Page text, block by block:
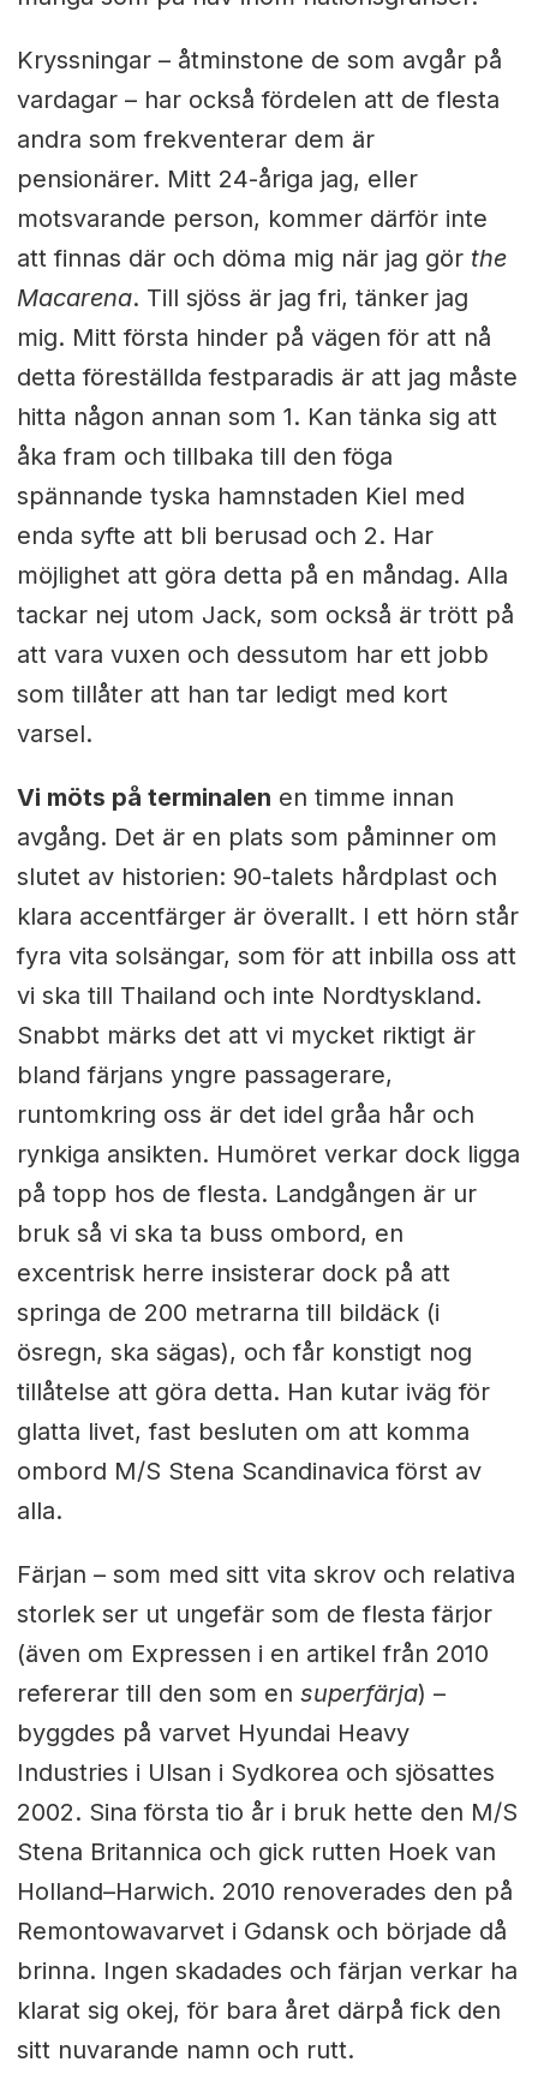
Kryssningar – åtminstone de som avgår på
vardagar – har också fördelen att de flesta
andra som frekventerar dem är
pensionärer. Mitt 24-åriga jag, eller
motsvarande person, kommer därför inte
att finnas där och döma mig när jag gör the
Macarena. Till sjöss är jag fri, tänker jag
mig. Mitt första hinder på vägen för att nå
detta föreställda festparadis är att jag måste
hitta någon annan som 1. Kan tänka sig att
åka fram och tillbaka till den föga
spännande tyska hamnstaden Kiel med
enda syfte att bli berusad och 2. Har
möjlighet att göra detta på en måndag. Alla
tackar nej utom Jack, som också är trött på
att vara vuxen och dessutom har ett jobb
som tillåter att han tar ledigt med kort
varsel.
Vi möts på terminalen en timme innan
avgång. Det är en plats som påminner om
slutet av historien: 90-talets hårdplast och
klara accentfärger är överallt. I ett hörn står
fyra vita solsängar, som för att inbilla oss att
vi ska till Thailand och inte Nordtyskland.
Snabbt märks det att vi mycket riktigt är
bland färjans yngre passagerare,
runtomkring oss är det idel gråa hår och
rynkiga ansikten. Humöret verkar dock ligga
på topp hos de flesta. Landgången är ur
bruk så vi ska ta buss ombord, en
excentrisk herre insisterar dock på att
springa de 200 metrarna till bildäck (i
ösregn, ska sägas), och får konstigt nog
tillåtelse att göra detta. Han kutar iväg för
glatta livet, fast besluten om att komma
ombord M/S Stena Scandinavica först av
alla.
Färjan – som med sitt vita skrov och relativa
storlek ser ut ungefär som de flesta färjor
(även om Expressen i en artikel från 2010
refererar till den som en superfärja) –
byggdes på varvet Hyundai Heavy
Industries i Ulsan i Sydkorea och sjösattes
2002. Sina första tio år i bruk hette den M/S
Stena Britannica och gick rutten Hoek van
Holland–Harwich. 2010 renoverades den på
Remontowavarvet i Gdansk och började då
brinna. Ingen skadades och färjan verkar ha
klarat sig okej, för bara året därpå fick den
sitt nuvarande namn och rutt.